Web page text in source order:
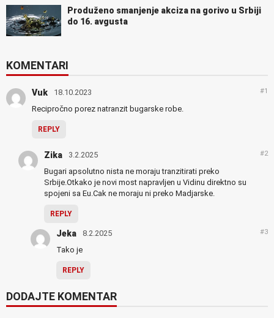
Produženo smanjenje akciza na gorivo u Srbiji
do 16. avgusta
KOMENTARI
Vuk 18.10.2023 #1
Recipročno porez natranzit bugarske robe.
REPLY
Zika 3.2.2025 #2
Bugari apsolutno nista ne moraju tranzitirati preko
Srbije.Otkako je novi most napravljen u Vidinu direktno su
spojeni sa Eu.Cak ne moraju ni preko Madjarske.
REPLY
Jeka 8.2.2025 #3
Tako je
REPLY
DODAJTE KOMENTAR